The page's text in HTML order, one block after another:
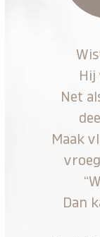
Hij
Net
Maak
Dan